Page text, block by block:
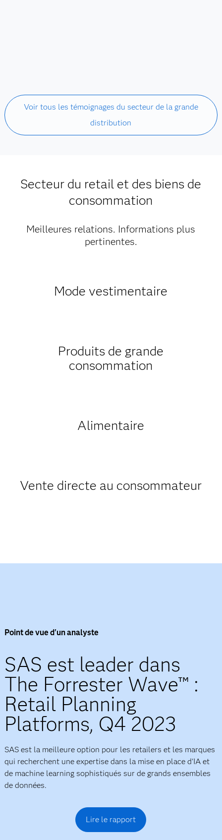
Voir tous les témoignages du secteur de la grande
distribution
Secteur du retail et des biens de
consommation
Meilleures relations. Informations plus
pertinentes.
Mode vestimentaire
Produits de grande
consommation
Alimentaire
Vente directe au consommateur
Point de vue d'un analyste
SAS est leader dans
The Forrester Wave™ :
Retail Planning
Platforms, Q4 2023
SAS est la meilleure option pour les retailers et les marques
qui recherchent une expertise dans la mise en place d'IA et
de machine learning sophistiqués sur de grands ensembles
de données.
Lire le rapport